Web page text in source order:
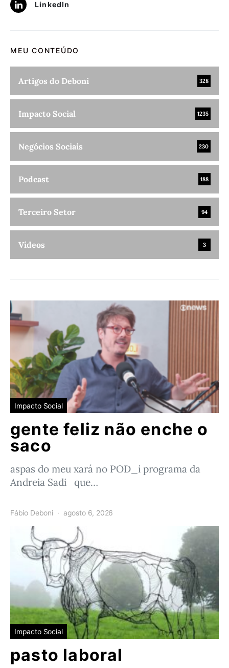
LinkedIn
MEU CONTEÚDO
Artigos do Deboni 328
Impacto Social 1235
Negócios Sociais 230
Podcast 188
Terceiro Setor 94
Vídeos 3
Impacto Social
gente feliz não enche o
saco
aspas do meu xará no POD_i programa da
Andreia Sadi que…
Fábio Deboni agosto 6, 2026
Impacto Social
pasto laboral